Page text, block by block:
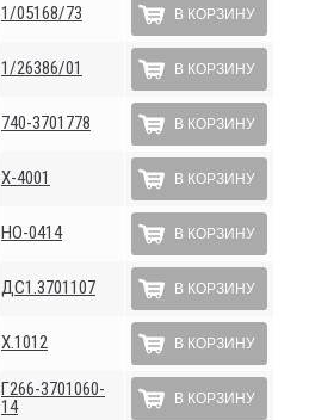
1/05168/73 В КОРЗИНУ
1/26386/01 В КОРЗИНУ
740-3701778 В КОРЗИНУ
Х-4001 В КОРЗИНУ
НО-0414 В КОРЗИНУ
ДС1.3701107 В КОРЗИНУ
Х.1012 В КОРЗИНУ
Г266-3701060-
14
В КОРЗИНУ